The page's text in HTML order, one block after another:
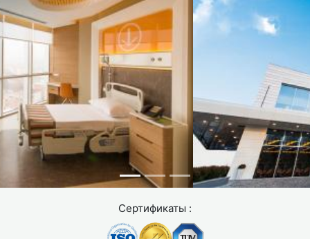
Сертификаты :